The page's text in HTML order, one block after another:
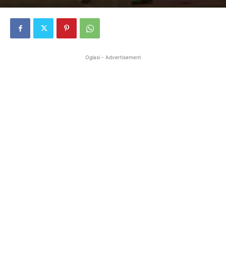
Oglasi - Advertisement